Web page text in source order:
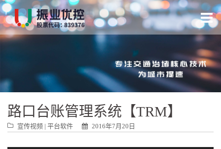
跳
转
到
内
路口台账管理系统【TRM】
宣传视频 | 平台软件 2016年7月20日